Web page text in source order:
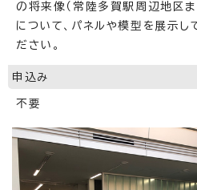
の将来像（常陸多賀駅周辺地区ま
について、パネルや模型を展示し
ださい。
申込み
不要